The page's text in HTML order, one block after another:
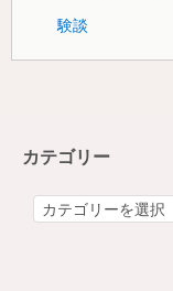
験談
カテゴリー
カ